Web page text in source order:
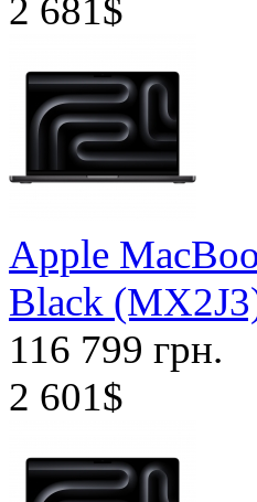
2 681$
Apple
Black
116 799 грн.
2 601$